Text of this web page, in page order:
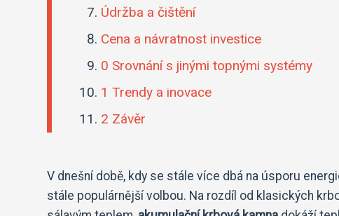
Údržba a čištění
Cena a návratnost investice
0 Srovnání s jinými topnými systémy
1 Trendy a inovace
2 Závěr
V dnešní době, kdy se stále více dbá na úsporu
stále populárnější volbou. Na rozdíl od klasických